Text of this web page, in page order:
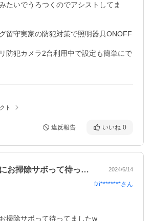
たいでうろつくのでアシストしてま
留守実家の防犯対策で照明器具ONOFF
防犯カメラ2台利用中で設定も簡単にで
ト
違反報告 いいね 0
この子が来るのにお掃除サボって待ってま… 2024/6/14
fzi********さん
掃除サボって待ってましたw